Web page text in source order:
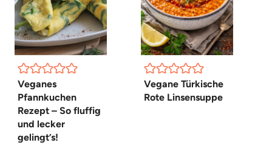
Veganes
Pfannkuchen
Rezept – So fluffig
und lecker
gelingt’s!
Vegane Türkische
Rote Linsensuppe